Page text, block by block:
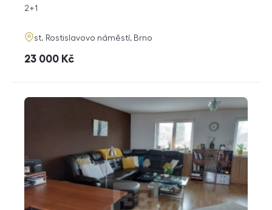
rozměry
disposition
2+1
adresa
st. Rostislavovo náměstí, Brno
cena
23 000 Kč